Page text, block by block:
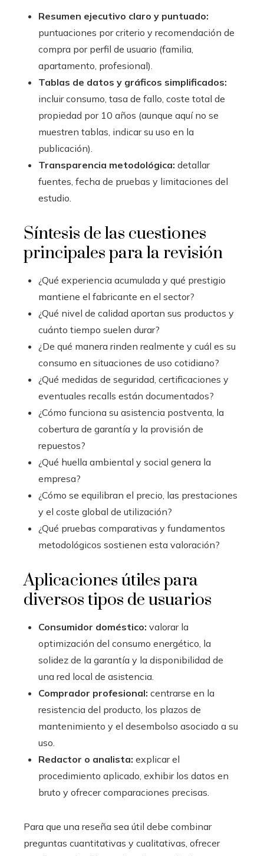
Resumen ejecutivo claro y puntuado:
puntuaciones por criterio y recomendación de
compra por perfil de usuario (familia,
apartamento, profesional).
Tablas de datos y gráficos simplificados:
incluir consumo, tasa de fallo, coste total de
propiedad por 10 años (aunque aquí no se
muestren tablas, indicar su uso en la
publicación).
Transparencia metodológica: detallar
fuentes, fecha de pruebas y limitaciones del
estudio.
Síntesis de las cuestiones
principales para la revisión
¿Qué experiencia acumulada y qué prestigio
mantiene el fabricante en el sector?
¿Qué nivel de calidad aportan sus productos y
cuánto tiempo suelen durar?
¿De qué manera rinden realmente y cuál es su
consumo en situaciones de uso cotidiano?
¿Qué medidas de seguridad, certificaciones y
eventuales recalls están documentados?
¿Cómo funciona su asistencia postventa, la
cobertura de garantía y la provisión de
repuestos?
¿Qué huella ambiental y social genera la
empresa?
¿Cómo se equilibran el precio, las prestaciones
y el coste global de utilización?
¿Qué pruebas comparativas y fundamentos
metodológicos sostienen esta valoración?
Aplicaciones útiles para
diversos tipos de usuarios
Consumidor doméstico: valorar la
optimización del consumo energético, la
solidez de la garantía y la disponibilidad de
una red local de asistencia.
Comprador profesional: centrarse en la
resistencia del producto, los plazos de
mantenimiento y el desembolso asociado a su
uso.
Redactor o analista: explicar el
procedimiento aplicado, exhibir los datos en
bruto y ofrecer comparaciones precisas.
Para que una reseña sea útil debe combinar
preguntas cuantitativas y cualitativas, ofrecer